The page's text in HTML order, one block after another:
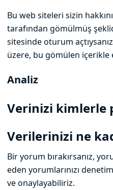
Bu web siteleri sizin
tarafından gömülmüş
sitesinde oturum
üzere, bu gömülen içerikle
Analiz
Verinizi kimlerle
Verilerinizi ne
Bir yorum bırakırsanız,
eden yorumlarınızı
ve onaylayabiliriz.